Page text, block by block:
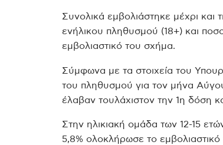
Συνολικά εμβολιάστηκε μέχρι και
ενήλικου πληθυσμού (18+) και
εμβολιαστικό του σχήμα.
Σύμφωνα με τα στοιχεία του
του πληθυσμού για τον μήνα
έλαβαν τουλάχιστον την 1η δόση
Στην ηλικιακή ομάδα των 12-15
5,8% ολοκλήρωσε το